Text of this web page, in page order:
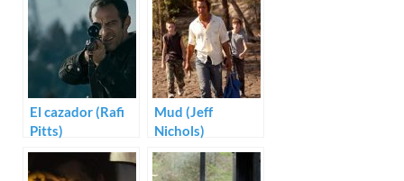
El cazador (Rafi
Pitts)
Mud (Jeff
Nichols)